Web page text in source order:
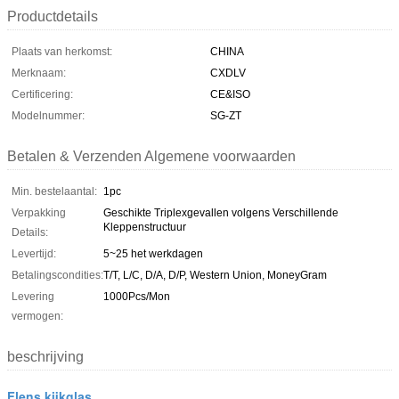
Productdetails
Plaats van herkomst:
CHINA
Merknaam:
CXDLV
Certificering:
CE&ISO
Modelnummer:
SG-ZT
Betalen & Verzenden Algemene voorwaarden
Min. bestelaantal: 1pc
Verpakking
Details:
Geschikte Triplexgevallen volgens Verschillende
Kleppenstructuur
Levertijd:
5~25 het werkdagen
Betalingscondities:T/T, L/C, D/A, D/P, Western Union, MoneyGram
Levering
vermogen:
1000Pcs/Mon
beschrijving